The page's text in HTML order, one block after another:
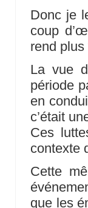
Donc je
coup
rend
La vue
période
en
c’était
Ces
contexte
Cette
que les